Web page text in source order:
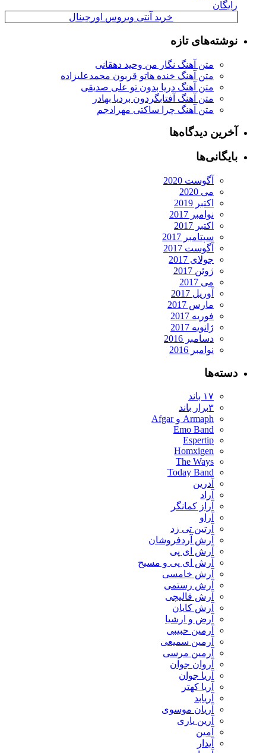
خرید آنتی ویروس اورجینال
تازه
متن آهنگ نگار من وحید دهقانی
متن آهنگ خنده هاتو قربون محمدعلیزاده
متن آهنگ دریا بدون تو علی صدیقی
متن آهنگ آفتابگردون بردیا بهادر
متن آهنگ چرا ساکتی مهرادجم
دیدگاه‌ها
آگوست 2020
سپتامبر 2017
آگوست 2017
جولای 2017
مارس 2017
دسامبر 2016
Armaph و Afgar
Emo Band
Espertip
Homxigen
The Ways
Today Band
آراز کمانگر
آرتین تی زد
آرش آردفروشان
آرش ای پی
آرش ای پی و مسیح
آرش خامسی
آرش رستمی
آرش قالیچی
آرش کایان
​آرض و ارشیا
آرمین حبیبی
آرمین سمیعی
آرمین مرسی
آروان جوان
آریا جوان
آریا کهتر
آریان موسوی
آرین یاری